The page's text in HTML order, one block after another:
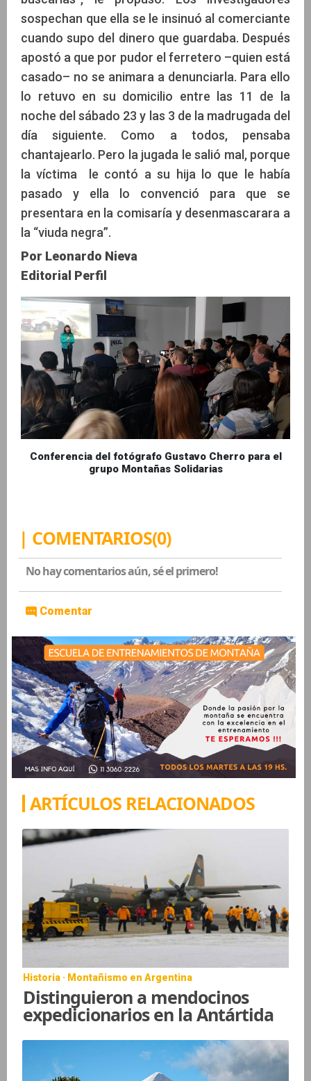
sospechan que ella se le insinuó al comerciante
cuando supo del dinero que guardaba. Después
apostó a que por pudor el ferretero –quien está
casado– no se animara a denunciarla. Para ello
lo retuvo en su domicilio entre las 11 de la
noche del sábado 23 y las 3 de la madrugada del
día siguiente. Como a todos, pensaba
chantajearlo. Pero la jugada le salió mal, porque
la víctima le contó a su hija lo que le había
pasado y ella lo convenció para que se
presentara en la comisaría y desenmascarara a
la “viuda negra”.
Por Leonardo Nieva
Editorial Perfil
Conferencia del fotógrafo Gustavo Cherro para el
grupo Montañas Solidarias
| COMENTARIOS(0)
No hay comentarios aún, sé el primero!
Comentar
ARTÍCULOS RELACIONADOS
Historia · Montañismo en Argentina
Distinguieron a mendocinos
expedicionarios en la Antártida